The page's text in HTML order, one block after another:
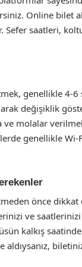
Online bilet
Sefer saatleri,
genellikle 4-
değişiklik
molalar
genellikle
önce
ve
kalkış